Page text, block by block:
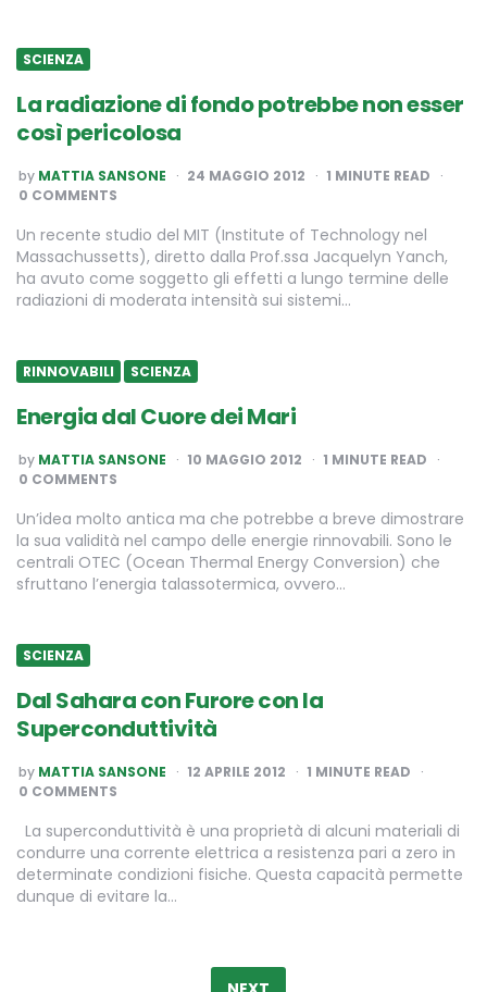
SCIENZA
La radiazione di fondo potrebbe non esser
così pericolosa
POSTED
BY
by MATTIA SANSONE 24 MAGGIO 2012 1 MINUTE READ
0 COMMENTS
Un recente studio del MIT (Institute of Technology nel
Massachussetts), diretto dalla Prof.ssa Jacquelyn Yanch,
ha avuto come soggetto gli effetti a lungo termine delle
radiazioni di moderata intensità sui sistemi…
RINNOVABILI SCIENZA
Energia dal Cuore dei Mari
POSTED
BY
by MATTIA SANSONE 10 MAGGIO 2012 1 MINUTE READ
0 COMMENTS
Un’idea molto antica ma che potrebbe a breve dimostrare
la sua validità nel campo delle energie rinnovabili. Sono le
centrali OTEC (Ocean Thermal Energy Conversion) che
sfruttano l’energia talassotermica, ovvero…
SCIENZA
Dal Sahara con Furore con la
Superconduttività
POSTED
BY
by MATTIA SANSONE 12 APRILE 2012 1 MINUTE READ
0 COMMENTS
La superconduttività è una proprietà di alcuni materiali di
condurre una corrente elettrica a resistenza pari a zero in
determinate condizioni fisiche. Questa capacità permette
dunque di evitare la…